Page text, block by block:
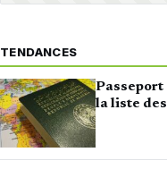
TENDANCES
Passeport
la liste